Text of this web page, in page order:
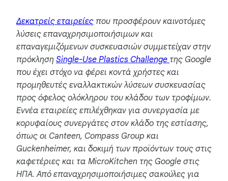
Δεκατρείς εταιρείες που προσφέρουν καινοτόμες
λύσεις επαναχρησιμοποιήσιμων και
επαναγεμιζόμενων συσκευασιών συμμετείχαν στην
πρόκληση Single-Use Plastics Challenge της Google
που έχει στόχο να φέρει κοντά χρήστες και
προμηθευτές εναλλακτικών λύσεων συσκευασίας
προς όφελος ολόκληρου του κλάδου των τροφίμων.
Εννέα εταιρείες επιλέχθηκαν για συνεργασία με
κορυφαίους συνεργάτες στον κλάδο της εστίασης,
όπως οι Canteen, Compass Group και
Guckenheimer, και δοκιμή των προϊόντων τους στις
καφετέριες και τα MicroKitchen της Google στις
ΗΠΑ. Από επαναχρησιμοποιήσιμες σακούλες για